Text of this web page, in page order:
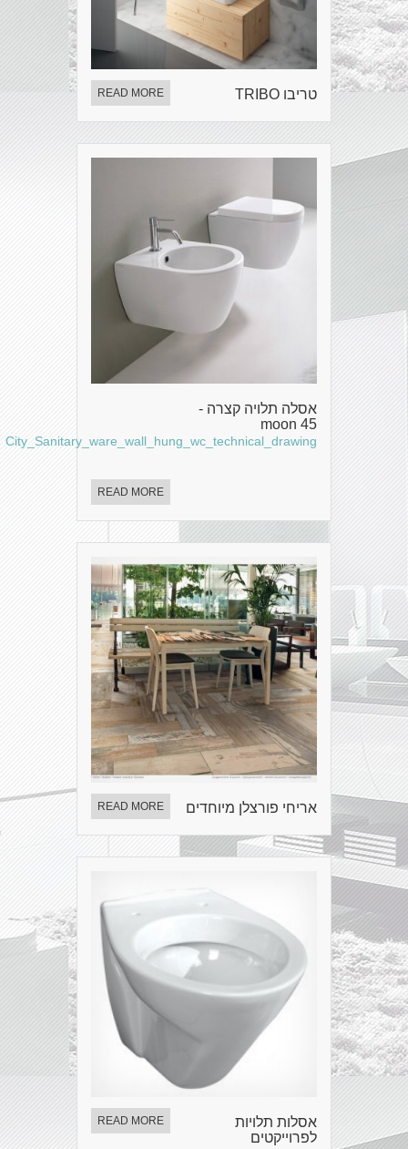
טריבו TRIBO READ MORE
אסלה תלויה קצרה -
moon 45
City_Sanitary_ware_wall_hung_wc_technical_drawing
READ MORE
אריחי פורצלן מיוחדים READ MORE
אסלות תלויות
לפרוייקטים
READ MORE